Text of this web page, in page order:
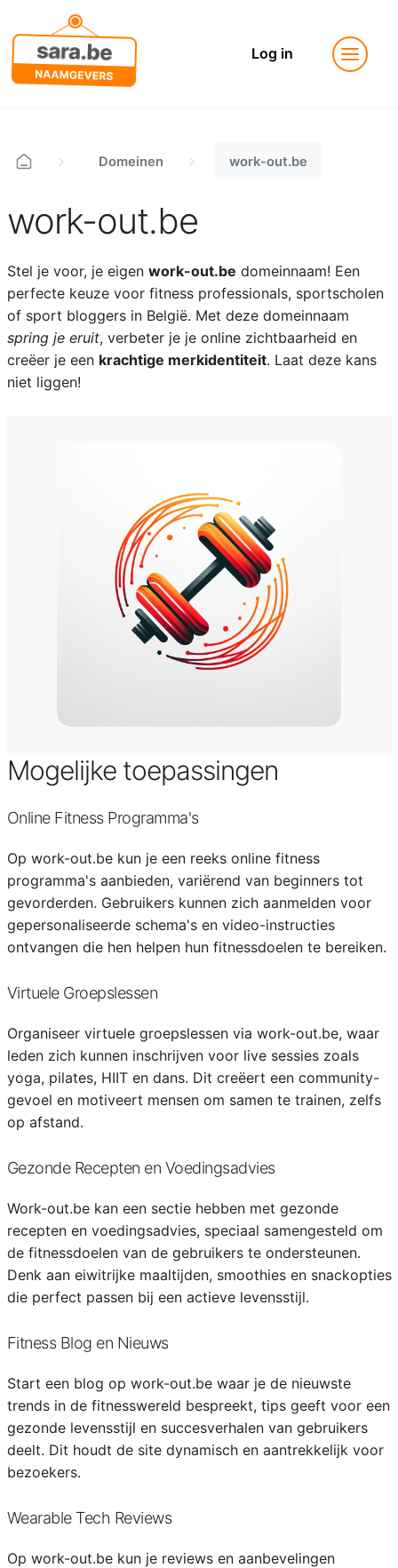
Log in
Domeinen work-out.be
work-out.be
Stel je voor, je eigen work-out.be domeinnaam! Een
perfecte keuze voor fitness professionals, sportscholen
of sport bloggers in België. Met deze domeinnaam
spring je eruit, verbeter je je online zichtbaarheid en
creëer je een krachtige merkidentiteit. Laat deze kans
niet liggen!
Mogelijke toepassingen
Online Fitness Programma's
Op work-out.be kun je een reeks online fitness
programma's aanbieden, variërend van beginners tot
gevorderden. Gebruikers kunnen zich aanmelden voor
gepersonaliseerde schema's en video-instructies
ontvangen die hen helpen hun fitnessdoelen te bereiken.
Virtuele Groepslessen
Organiseer virtuele groepslessen via work-out.be, waar
leden zich kunnen inschrijven voor live sessies zoals
yoga, pilates, HIIT en dans. Dit creëert een community-
gevoel en motiveert mensen om samen te trainen, zelfs
op afstand.
Gezonde Recepten en Voedingsadvies
Work-out.be kan een sectie hebben met gezonde
recepten en voedingsadvies, speciaal samengesteld om
de fitnessdoelen van de gebruikers te ondersteunen.
Denk aan eiwitrijke maaltijden, smoothies en snackopties
die perfect passen bij een actieve levensstijl.
Fitness Blog en Nieuws
Start een blog op work-out.be waar je de nieuwste
trends in de fitnesswereld bespreekt, tips geeft voor een
gezonde levensstijl en succesverhalen van gebruikers
deelt. Dit houdt de site dynamisch en aantrekkelijk voor
bezoekers.
Wearable Tech Reviews
Op work-out.be kun je reviews en aanbevelingen